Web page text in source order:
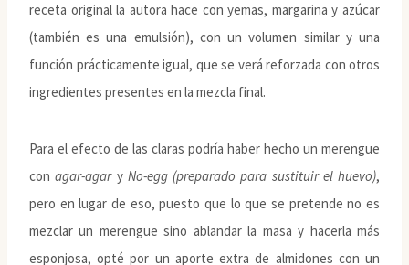
receta original la autora hace con yemas, margarina y azúcar
(también es una emulsión), con un volumen similar y una
función prácticamente igual, que se verá reforzada con otros
ingredientes presentes en la mezcla final.
Para el efecto de las claras podría haber hecho un merengue
conagar-agary No-egg (preparado para sustituir el huevo),
pero en lugar de eso, puesto que lo que se pretende no es
mezclar un merengue sino ablandar la masa y hacerla más
esponjosa, opté por un aporte extra de almidones con un